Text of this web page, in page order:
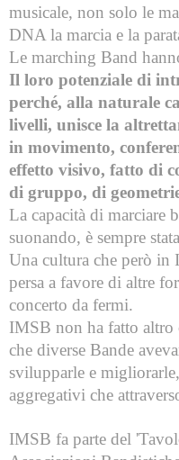
musicale, non solo le
DNA la marcia e la
Le marching Band
Il loro potenziale di
perché, alla naturale
livelli, unisce la
in movimento,
effetto visivo, fatto di
di gruppo, di
La capacità di marciare
suonando, è sempre
Una cultura che però in
persa a favore di altre
concerto da fermi.
IMSB non ha fatto altro
che diverse Bande
svilupparle e
aggregativi che
IMSB fa parte del